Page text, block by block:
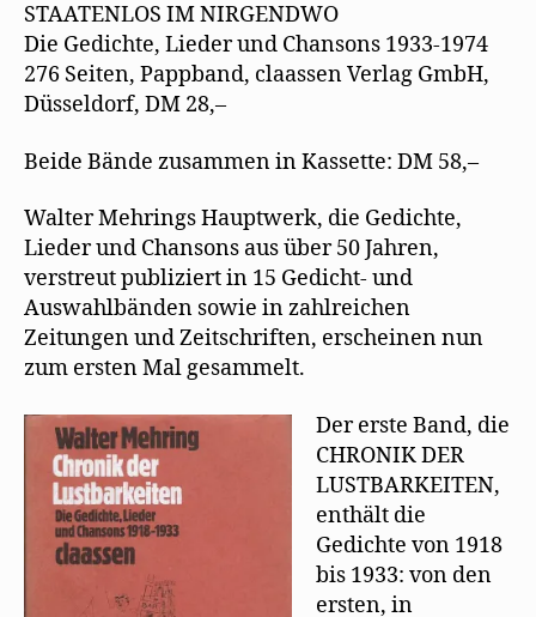
STAATENLOS IM NIRGENDWO
Die Gedichte, Lieder und Chansons 1933-1974
276 Seiten, Pappband, claassen Verlag GmbH,
Düsseldorf, DM 28,–
Beide Bände zusammen in Kassette: DM 58,–
Walter Mehrings Hauptwerk, die Gedichte,
Lieder und Chansons aus über 50 Jahren,
verstreut publiziert in 15 Gedicht- und
Auswahlbänden sowie in zahlreichen
Zeitungen und Zeitschriften, erscheinen nun
zum ersten Mal gesammelt.
Der erste Band, die
CHRONIK DER
LUSTBARKEITEN,
enthält die
Gedichte von 1918
bis 1933: von den
ersten, in